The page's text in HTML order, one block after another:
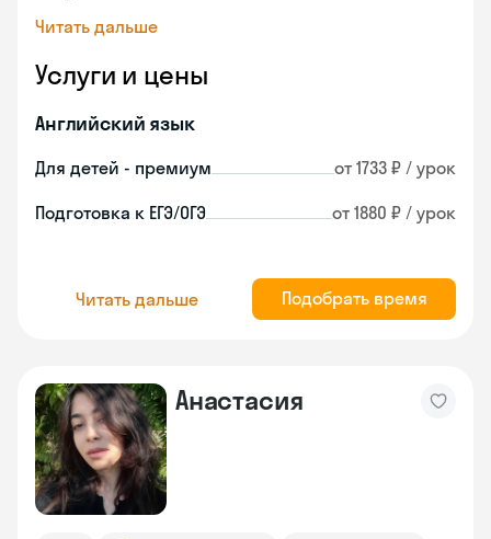
Читать дальше
Услуги и цены
Английский язык
Для детей - премиум от 1733 ₽ / урок
Подготовка к ЕГЭ/ОГЭ от 1880 ₽ / урок
Читать дальше Подобрать время
Анастасия